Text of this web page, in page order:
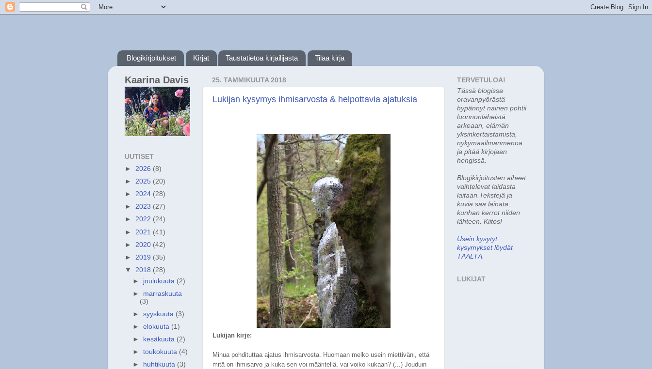
Blogikirjoitukset Kirjat Taustatietoa kirjailijasta Tilaa kirja
25. TAMMIKUUTA 2018
Lukijan kysymys ihmisarvosta & helpottavia ajatuksia
Lukijan kirje:
Minua pohdituttaa ajatus ihmisarvosta. Huomaan melko usein miettiväni, että
mitä on ihmisarvo ja kuka sen voi määritellä, vai voiko kukaan? (...) Jouduin
Kaarina Davis
UUTISET
► 2026 (8)
► 2025 (20)
► 2024 (28)
► 2023 (27)
► 2022 (24)
► 2021 (41)
► 2020 (42)
► 2019 (35)
▼ 2018 (28)
► joulukuuta (2)
► marraskuuta
(3)
►syyskuuta (3)
►elokuuta (1)
►
kesäkuuta (2)
►toukokuuta (4)
►
huhtikuuta (3)
TERVETULOA!
Tässä blogissa
oravanpyörästä
hypännyt nainen pohtii
luonnonläheistä
arkeaan, elämän
yksinkertaistamista,
nykymaailmanmenoa
ja pitää kirjojaan
hengissä.
Blogikirjoitusten aiheet
vaihtelevat laidasta
laitaan.Tekstejä ja
kuvia saa lainata,
kunhan kerrot niiden
lähteen. Kiitos!
Usein kysytyt
kysymykset löydät
TÄÄLTÄ.
LUKIJAT